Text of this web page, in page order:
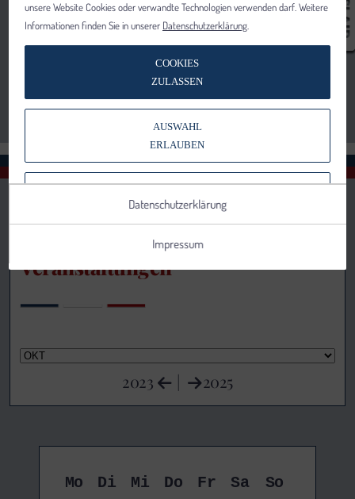
Veranstaltungen
2023 | 2025
Mo Di Mi Do Fr Sa
So
unsere Website Cookies oder verwandte Technologien verwenden darf. Weitere
Informationen finden Sie in unserer Datenschutzerklärung
COOKIES
ZULASSEN
AUSWAHL
ERLAUBEN
VERWENDEN
Datenschutzerklärung
Impressum